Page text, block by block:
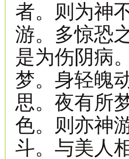
者。则为神
游。多惊恐
是为伤阴病
梦。身轻魄
思。夜有所
色。则亦神
斗。与美人